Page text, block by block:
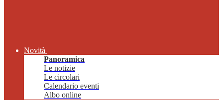
Novità
Panoramica
Le notizie
Le circolari
Calendario eventi
Albo online